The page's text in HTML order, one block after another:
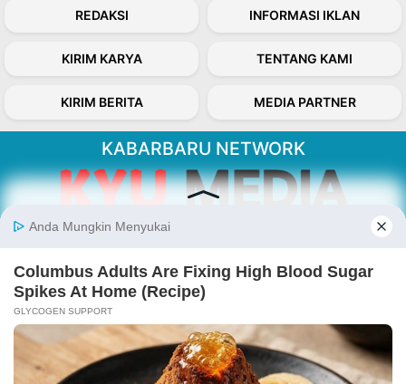
REDAKSI INFORMASI IKLAN
KIRIM KARYA TENTANG KAMI
KIRIM BERITA MEDIA PARTNER
KABARBARU NETWORK
Kabarbaru.co menyajikan berita aktual dan
inspiratif dari sudut pandang berbaik sangka
serta terverifikasi dari sumber yang tepat.
Follow Kabarbaru